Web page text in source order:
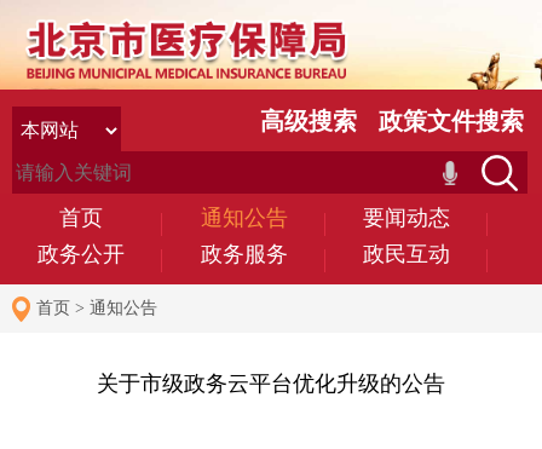
首页 通知公告
要闻动态
政务公开
政务服务 政民互动
高级搜索 政策文件搜索
首页 > 通知公告
关于市级政务云平台优化升级的公告